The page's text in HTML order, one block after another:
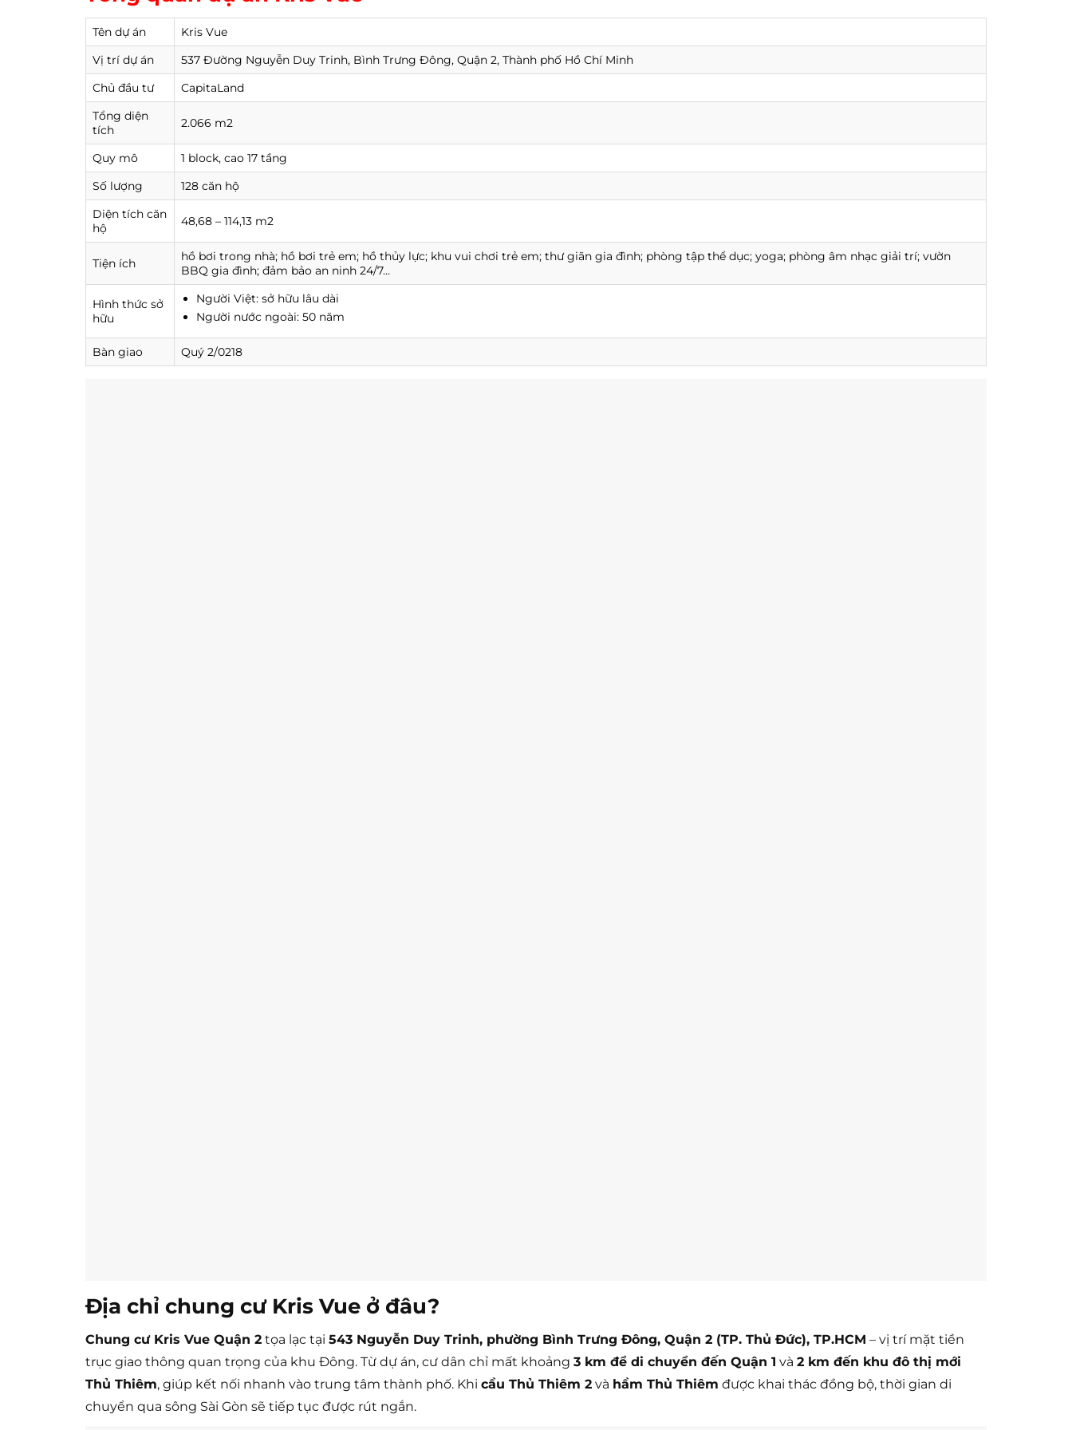
Tên dự án
Kris Vue
Vị trí dự án
537 Đường Nguyễn Duy Trinh, Bình Trưng Đông, Quận 2, Thành phố Hồ Chí Minh
Chủ đầu tư
CapitaLand
Tổng diện
tích
2.066 m2
Quy mô
1 block, cao 17 tầng
Số lượng
128 căn hộ
Diện tích căn
hộ
48,68 – 114,13 m2
Tiện ích
hồ bơi trong nhà; hồ bơi trẻ em; hồ thủy lực; khu vui chơi trẻ em; thư giãn gia đình; phòng tập thể dục; yoga; phòng âm nhạc giải trí; vườn
BBQ gia đình; đảm bảo an ninh 24/7…
Hình thức sở
hữu
Người Việt: sở hữu lâu dài
Người nước ngoài: 50 năm
Bàn giao Quý 2/0218
Địa chỉ chung cư Kris Vue ở đâu?
Chung cư Kris Vue Quận 2 tọa lạc tại 543 Nguyễn Duy Trinh, phường Bình Trưng Đông, Quận 2 (TP. Thủ Đức), TP.HCM – vị trí mặt tiền
trục giao thông quan trọng của khu Đông. Từ dự án, cư dân chỉ mất khoảng 3 km để di chuyển đến Quận 1 và 2 km đến khu đô thị mới
Thủ Thiêm, giúp kết nối nhanh vào trung tâm thành phố. Khi cầu Thủ Thiêm 2 và hầm Thủ Thiêm được khai thác đồng bộ, thời gian di
chuyển qua sông Sài Gòn sẽ tiếp tục được rút ngắn.